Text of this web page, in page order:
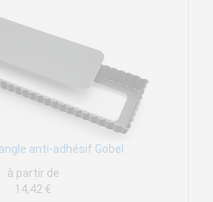
anti-adhésif Gobel
à partir de
14,42 €